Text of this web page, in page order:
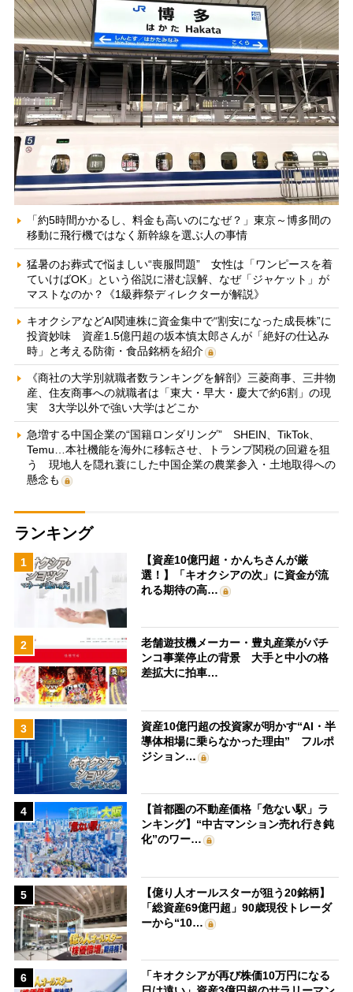
「約5時間かかるし、料金も高いのになぜ？」東京～博多間の
移動に飛行機ではなく新幹線を選ぶ人の事情
猛暑のお葬式で悩ましい“喪服問題” 女性は「ワンピースを着
ていけばOK」という俗説に潜む誤解、なぜ「ジャケット」が
マストなのか？《1級葬祭ディレクターが解説》
キオクシアなどAI関連株に資金集中で“割安になった成長株”に
投資妙味 資産1.5億円超の坂本慎太郎さんが「絶好の仕込み
時」と考える防衛・食品銘柄を紹介
《商社の大学別就職者数ランキングを解剖》三菱商事、三井物
産、住友商事への就職者は「東大・早大・慶大で約6割」の現
実 3大学以外で強い大学はどこか
急増する中国企業の“国籍ロンダリング” SHEIN、TikTok、
Temu…本社機能を海外に移転させ、トランプ関税の回避を狙
う 現地人を隠れ蓑にした中国企業の農業参入・土地取得への
懸念も
ランキング
1
【資産10億円超・かんちさんが厳
選！】「キオクシアの次」に資金が流
れる期待の高…
2
老舗遊技機メーカー・豊丸産業がパチ
ンコ事業停止の背景 大手と中小の格
差拡大に拍車…
3
資産10億円超の投資家が明かす“AI・半
導体相場に乗らなかった理由” フルポ
ジション…
4
【首都圏の不動産価格「危ない駅」ラ
ンキング】“中古マンション売れ行き鈍
化”のワー…
5
【億り人オールスターが狙う20銘柄】
「総資産69億円超」90歳現役トレーダ
ーから“10…
6
「キオクシアが再び株価10万円になる